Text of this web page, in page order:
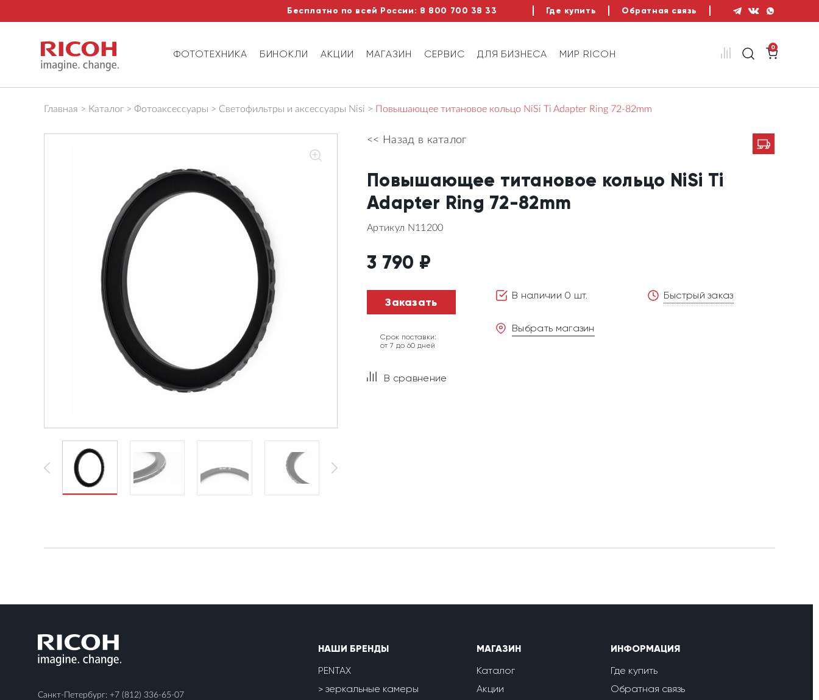
Бесплатно по всей России: 8 800 700 38 33 Где купить Обратная связь
ФОТОТЕХНИКА БИНОКЛИ АКЦИИ МАГАЗИН СЕРВИС ДЛЯ БИЗНЕСА МИР RICOH
0
Главная Каталог Фотоаксессуары Светофильтры и аксессуары Nisi Повышающее титановое кольцо NiSi Ti Adapter Ring 72-82mm
<< Назад в каталог
Повышающее титановое кольцо NiSi Ti
Adapter Ring 72-82mm
Артикул N11200
3 790 ₽
Заказать
Срок поставки:
от 7 до 60 дней
В сравнение
В наличии 0 шт.
Выбрать магазин
Быстрый заказ
Санкт-Петербург: +7 (812) 336-65-07
НАШИ БРЕНДЫ
PENTAX
зеркальные камеры
МАГАЗИН
Каталог
Акции
ИНФОРМАЦИЯ
Где купить
Обратная связь